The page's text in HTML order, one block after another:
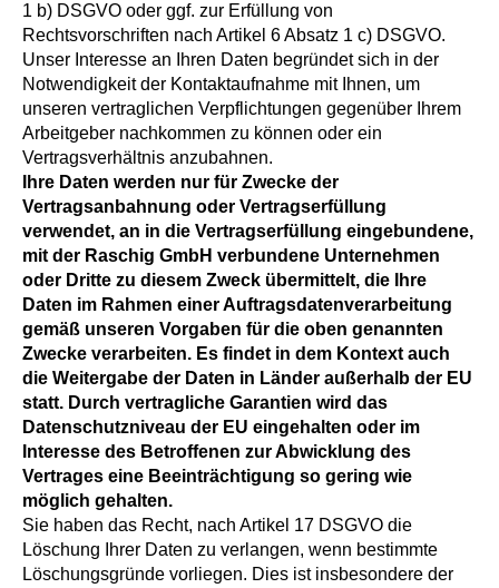
1 b) DSGVO oder ggf. zur Erfüllung von
Rechtsvorschriften nach Artikel 6 Absatz 1 c) DSGVO.
Unser Interesse an Ihren Daten begründet sich in der
Notwendigkeit der Kontaktaufnahme mit Ihnen, um
unseren vertraglichen Verpflichtungen gegenüber Ihrem
Arbeitgeber nachkommen zu können oder ein
Vertragsverhältnis anzubahnen.
Ihre Daten werden nur für Zwecke der
Vertragsanbahnung oder Vertragserfüllung
verwendet, an in die Vertragserfüllung eingebundene,
mit der Raschig GmbH verbundene Unternehmen
oder Dritte zu diesem Zweck übermittelt, die Ihre
Daten im Rahmen einer Auftragsdatenverarbeitung
gemäß unseren Vorgaben für die oben genannten
Zwecke verarbeiten. Es findet in dem Kontext auch
die Weitergabe der Daten in Länder außerhalb der EU
statt. Durch vertragliche Garantien wird das
Datenschutzniveau der EU eingehalten oder im
Interesse des Betroffenen zur Abwicklung des
Vertrages eine Beeinträchtigung so gering wie
möglich gehalten.
Sie haben das Recht, nach Artikel 17 DSGVO die
Löschung Ihrer Daten zu verlangen, wenn bestimmte
Löschungsgründe vorliegen. Dies ist insbesondere der